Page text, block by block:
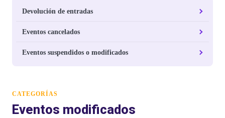
Devolución de entradas
Eventos cancelados
Eventos suspendidos o modificados
CATEGORÍAS
Eventos modificados